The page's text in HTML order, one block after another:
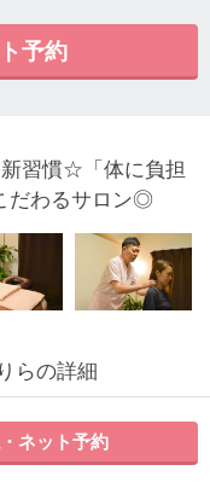
予約
習慣☆「体に負担
だわるサロン◎
らの詳細
ネット予約